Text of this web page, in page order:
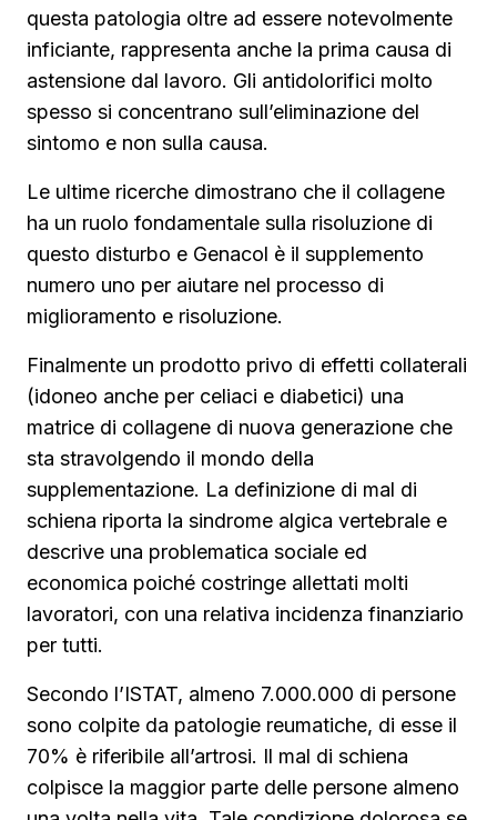
questa patologia oltre ad essere notevolmente
inficiante, rappresenta anche la prima causa di
astensione dal lavoro. Gli antidolorifici molto
spesso si concentrano sull’eliminazione del
sintomo e non sulla causa.
Le ultime ricerche dimostrano che il collagene
ha un ruolo fondamentale sulla risoluzione di
questo disturbo e Genacol è il supplemento
numero uno per aiutare nel processo di
miglioramento e risoluzione.
Finalmente un prodotto privo di effetti collaterali
(idoneo anche per celiaci e diabetici) una
matrice di collagene di nuova generazione che
sta stravolgendo il mondo della
supplementazione. La definizione di mal di
schiena riporta la sindrome algica vertebrale e
descrive una problematica sociale ed
economica poiché costringe allettati molti
lavoratori, con una relativa incidenza finanziario
per tutti.
Secondo l’ISTAT, almeno 7.000.000 di persone
sono colpite da patologie reumatiche, di esse il
70% è riferibile all’artrosi. Il mal di schiena
colpisce la maggior parte delle persone almeno